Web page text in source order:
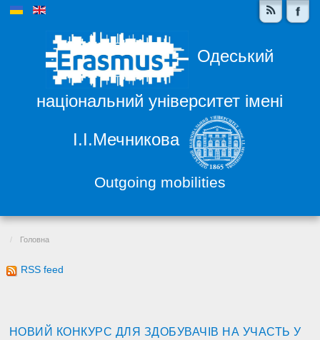
Одеський
національний університет імені
І.І.Мечникова
Outgoing mobilities
Головна
RSS feed
НОВИЙ КОНКУРС ДЛЯ ЗДОБУВАЧІВ НА УЧАСТЬ У